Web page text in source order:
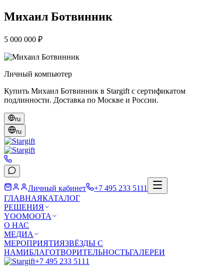
Михаил Ботвинник
5 000 000 ₽
Личный компьютер
Купить Михаил Ботвинник в Stargift с сертификатом
подлинности. Доставка по Москве и России.
ru
ru
Личный кабинет
+7 495 233 5111
ГЛАВНАЯКАТАЛОГ
РЕШЕНИЯ
YOOMOOTA
О НАС
МЕДИА
МЕРОПРИЯТИЯЗВЁЗДЫ С
НАМИБЛАГОТВОРИТЕЛЬНОСТЬГАЛЕРЕИ
+7 495 233 5111